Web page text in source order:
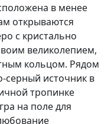
в менее
открываются
с кристально
великолепием,
кольцом. Рядом
серный источник в
тропинке
на поле для